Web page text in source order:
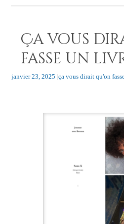
Ça vous
fasse un
janvier 23, 2025 |ça vous dirait qu'on